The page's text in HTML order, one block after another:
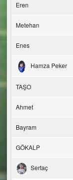
Eren
Metehan
Enes
Hamza Peker
TAŞO
Ahmet
Bayram
GÖKALP
Sertaç